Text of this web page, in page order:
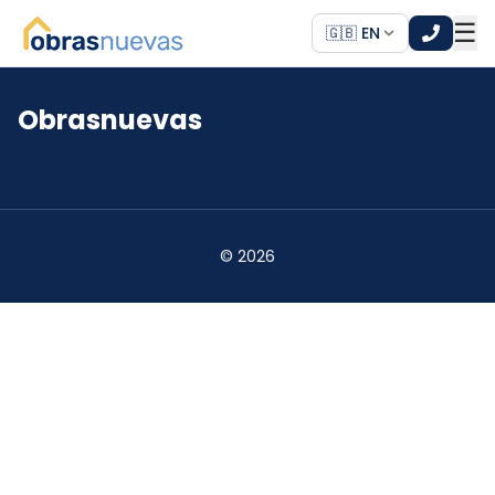
🇬🇧 EN ☰
*
Obrasnuevas
© 2026